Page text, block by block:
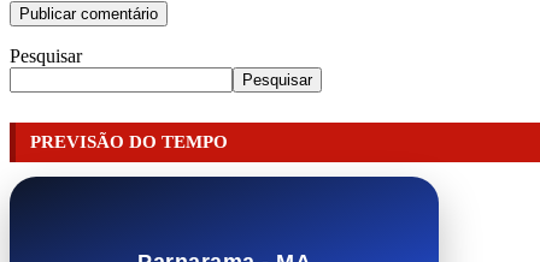
Pesquisar
Pesquisar
PREVISÃO DO TEMPO